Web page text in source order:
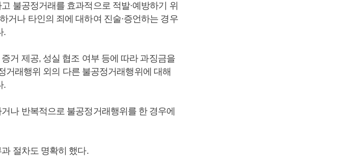
불공정거래를 효과적으로 적발·예방하기 위
거나 타인의 죄에 대하여 진술·증언하는 경우
.
거 제공, 성실 협조 여부 등에 따라 과징금을
거래행위 외의 다른 불공정거래행위에 대해
.
나 반복적으로 불공정거래행위를 한 경우에
절차도 명확히 했다.